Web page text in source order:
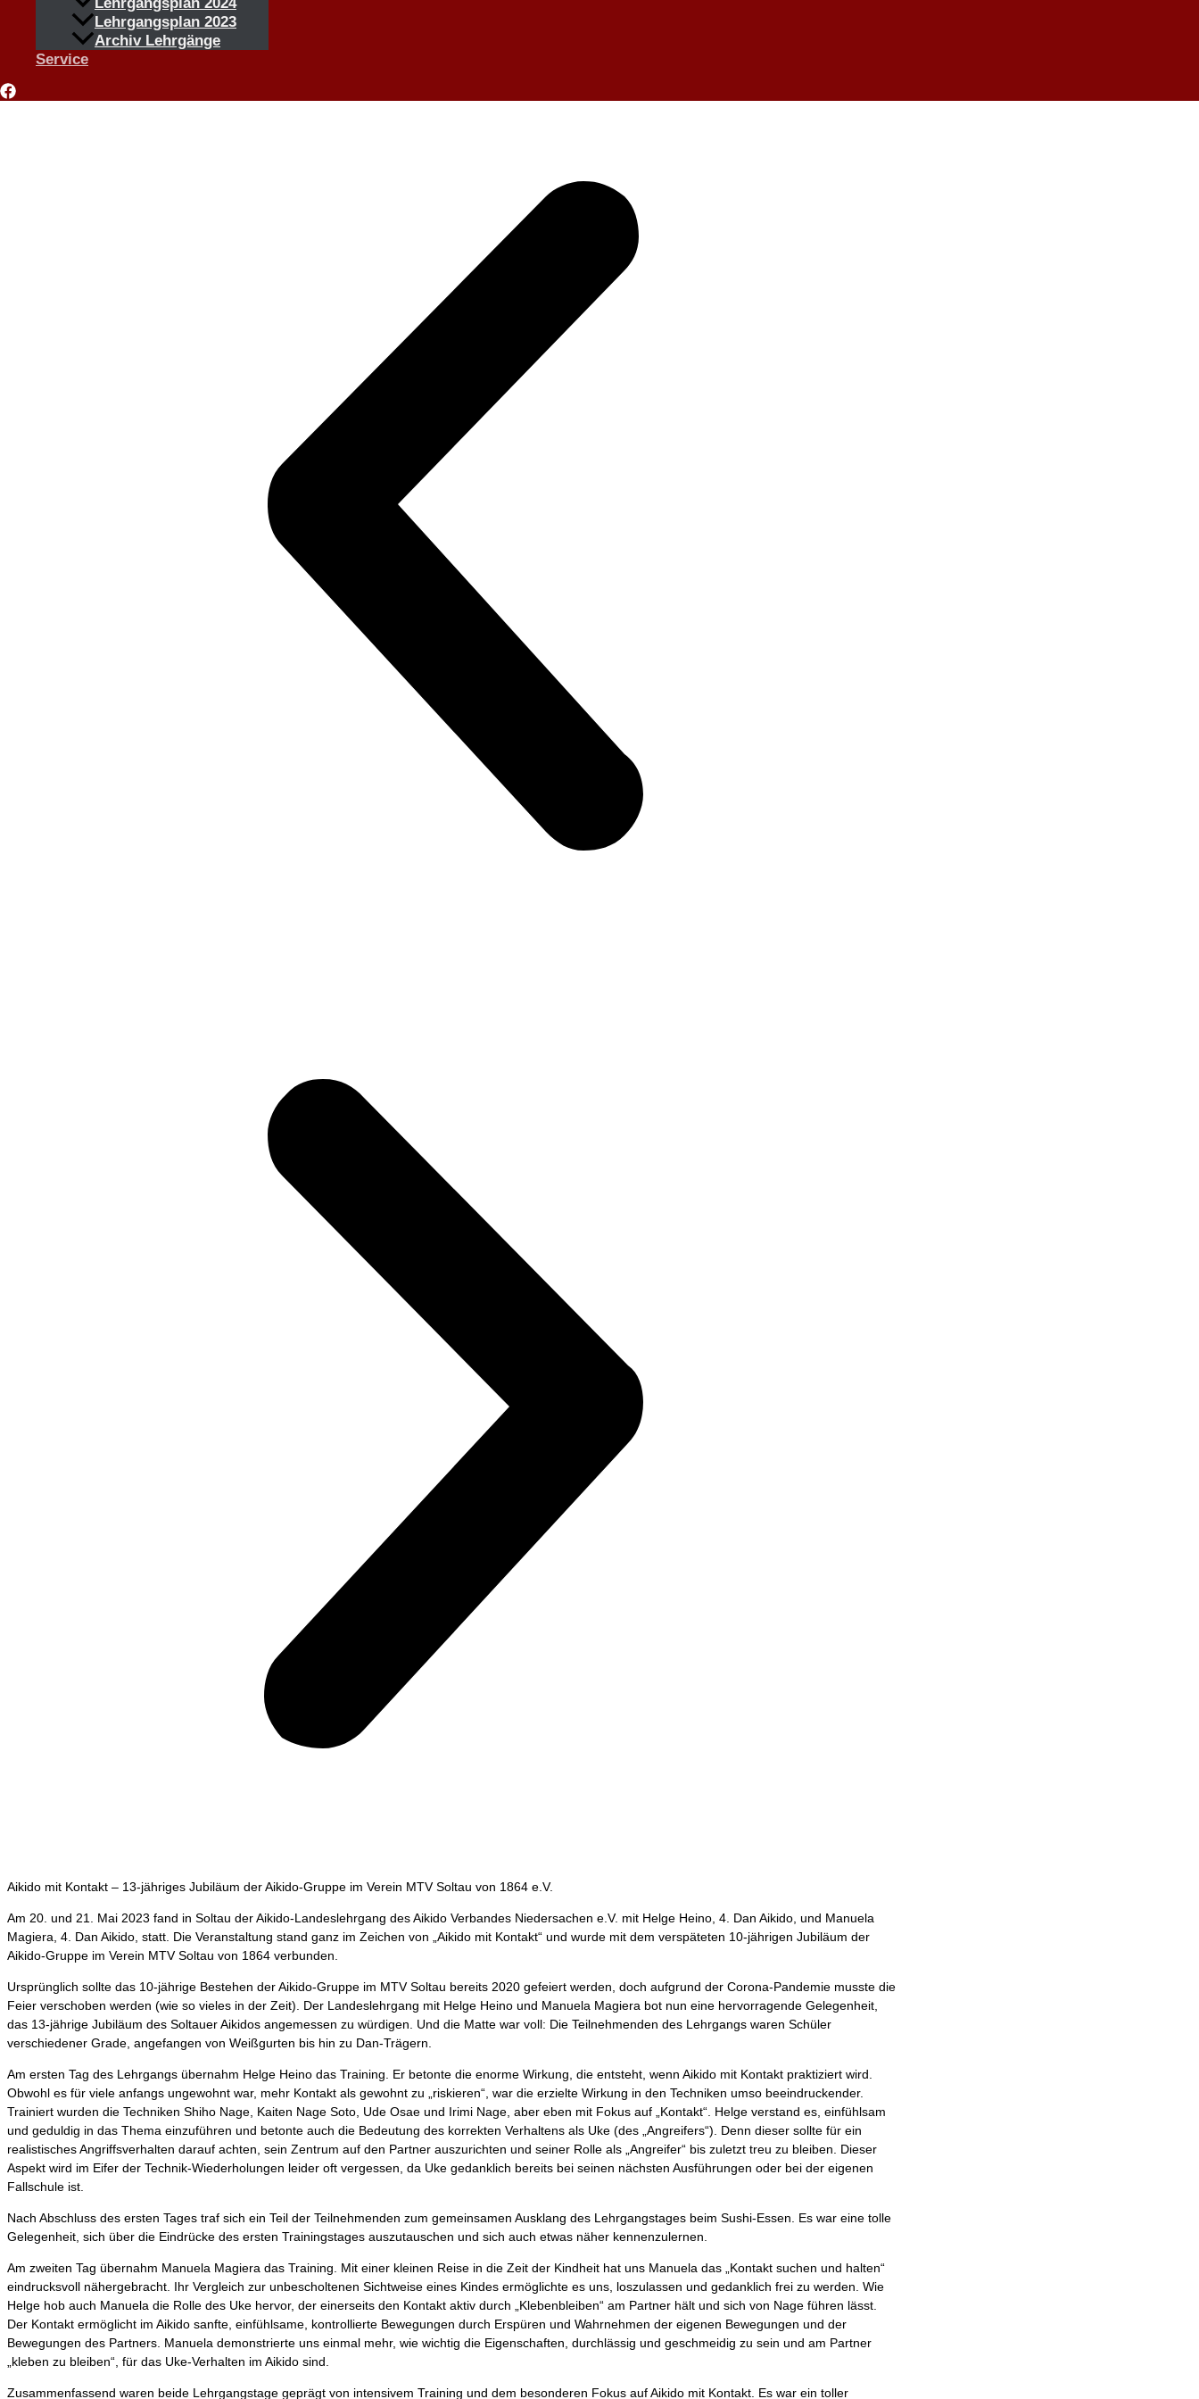
Lehrgangsplan 2023
Archiv Lehrgänge
Service
Aikido mit Kontakt – 13-jähriges Jubiläum der Aikido-Gruppe im Verein MTV Soltau von 1864 e.V.
Am 20. und 21. Mai 2023 fand in Soltau der Aikido-Landeslehrgang des Aikido Verbandes Niedersachen e.V. mit Helge Heino, 4. Dan Aikido, und Manuela
Magiera, 4. Dan Aikido, statt. Die Veranstaltung stand ganz im Zeichen von „Aikido mit Kontakt“ und wurde mit dem verspäteten 10-jährigen Jubiläum der
Aikido-Gruppe im Verein MTV Soltau von 1864 verbunden.
Ursprünglich sollte das 10-jährige Bestehen der Aikido-Gruppe im MTV Soltau bereits 2020 gefeiert werden, doch aufgrund der Corona-Pandemie musste die
Feier verschoben werden (wie so vieles in der Zeit). Der Landeslehrgang mit Helge Heino und Manuela Magiera bot nun eine hervorragende Gelegenheit,
das 13-jährige Jubiläum des Soltauer Aikidos angemessen zu würdigen. Und die Matte war voll: Die Teilnehmenden des Lehrgangs waren Schüler
verschiedener Grade, angefangen von Weißgurten bis hin zu Dan-Trägern.
Am ersten Tag des Lehrgangs übernahm Helge Heino das Training. Er betonte die enorme Wirkung, die entsteht, wenn Aikido mit Kontakt praktiziert wird.
Obwohl es für viele anfangs ungewohnt war, mehr Kontakt als gewohnt zu „riskieren“, war die erzielte Wirkung in den Techniken umso beeindruckender.
Trainiert wurden die Techniken Shiho Nage, Kaiten Nage Soto, Ude Osae und Irimi Nage, aber eben mit Fokus auf „Kontakt“. Helge verstand es, einfühlsam
und geduldig in das Thema einzuführen und betonte auch die Bedeutung des korrekten Verhaltens als Uke (des „Angreifers“). Denn dieser sollte für ein
realistisches Angriffsverhalten darauf achten, sein Zentrum auf den Partner auszurichten und seiner Rolle als „Angreifer“ bis zuletzt treu zu bleiben. Dieser
Aspekt wird im Eifer der Technik-Wiederholungen leider oft vergessen, da Uke gedanklich bereits bei seinen nächsten Ausführungen oder bei der eigenen
Fallschule ist.
Nach Abschluss des ersten Tages traf sich ein Teil der Teilnehmenden zum gemeinsamen Ausklang des Lehrgangstages beim Sushi-Essen. Es war eine tolle
Gelegenheit, sich über die Eindrücke des ersten Trainingstages auszutauschen und sich auch etwas näher kennenzulernen.
Am zweiten Tag übernahm Manuela Magiera das Training. Mit einer kleinen Reise in die Zeit der Kindheit hat uns Manuela das „Kontakt suchen und halten“
eindrucksvoll nähergebracht. Ihr Vergleich zur unbescholtenen Sichtweise eines Kindes ermöglichte es uns, loszulassen und gedanklich frei zu werden. Wie
Helge hob auch Manuela die Rolle des Uke hervor, der einerseits den Kontakt aktiv durch „Klebenbleiben“ am Partner hält und sich von Nage führen lässt.
Der Kontakt ermöglicht im Aikido sanfte, einfühlsame, kontrollierte Bewegungen durch Erspüren und Wahrnehmen der eigenen Bewegungen und der
Bewegungen des Partners. Manuela demonstrierte uns einmal mehr, wie wichtig die Eigenschaften, durchlässig und geschmeidig zu sein und am Partner
„kleben zu bleiben“, für das Uke-Verhalten im Aikido sind.
Zusammenfassend waren beide Lehrgangstage geprägt von intensivem Training und dem besonderen Fokus auf Aikido mit Kontakt. Es war ein toller